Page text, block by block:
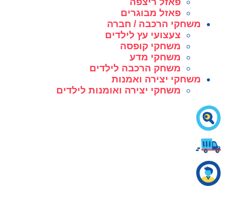
פאזל מבוגרים
משחקי הרכבה / חברה
צעצועי עץ לילדים
משחקי קופסה
משחקי מדע
משחק הרכבה לילדים
משחקי יצירה ואמנות
משחקי יצירה ואומנות לילדים